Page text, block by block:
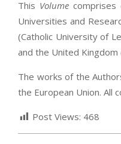
This Volume
Universities and
(Catholic University of
and the United
The works of the
the European Union.
Post Views: 468